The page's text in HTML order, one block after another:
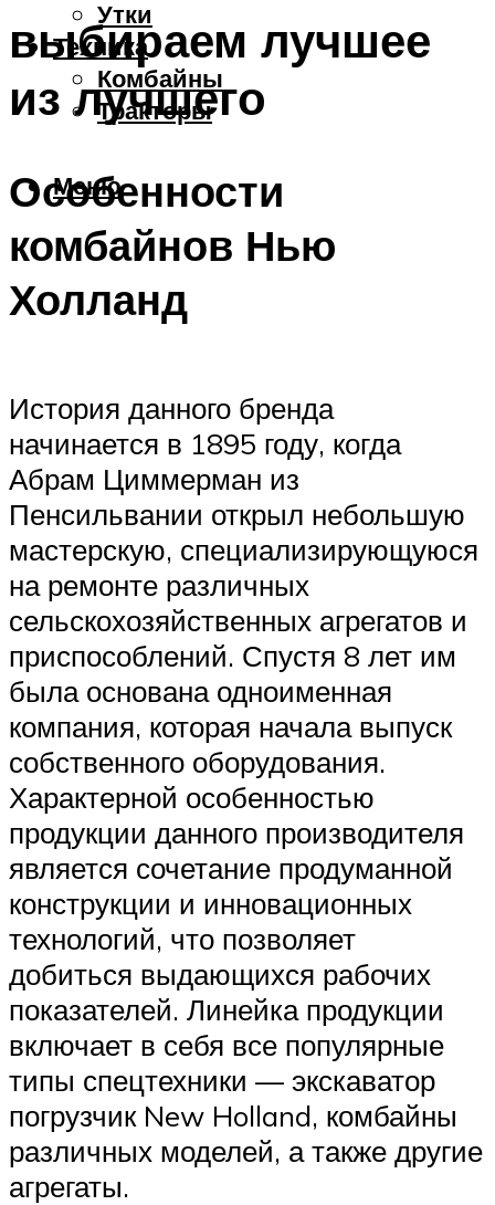
Утки
Техника
Комбайны
Тракторы
Меню
выбираем лучшее
из лучшего
Особенности
комбайнов Нью
Холланд
История данного бренда
начинается в 1895 году, когда
Абрам Циммерман из
Пенсильвании открыл небольшую
мастерскую, специализирующуюся
на ремонте различных
сельскохозяйственных агрегатов и
приспособлений. Спустя 8 лет им
была основана одноименная
компания, которая начала выпуск
собственного оборудования.
Характерной особенностью
продукции данного производителя
является сочетание продуманной
конструкции и инновационных
технологий, что позволяет
добиться выдающихся рабочих
показателей. Линейка продукции
включает в себя все популярные
типы спецтехники — экскаватор
погрузчик New Holland, комбайны
различных моделей, а также другие
агрегаты.